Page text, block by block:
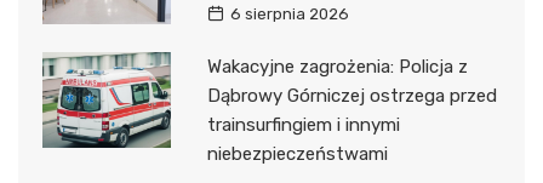
6 sierpnia 2026
Wakacyjne zagrożenia: Policja z
Dąbrowy Górniczej ostrzega przed
trainsurfingiem i innymi
niebezpieczeństwami